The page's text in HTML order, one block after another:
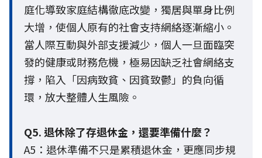
庭化導致家庭結構徹底改變，獨居與單身比例
大增，使個人原有的社會支持網絡逐漸縮小。
當人際互動與外部支援減少，個人一旦面臨突
發的健康或財務危機，極易因缺乏社會網絡支
撐，陷入「因病致貧、因貧致鬱」的負向循
環，放大整體人生風險。
Q5. 退休除了存退休金，還要準備什麼？
A5：退休準備不只是累積退休金，更應同步規